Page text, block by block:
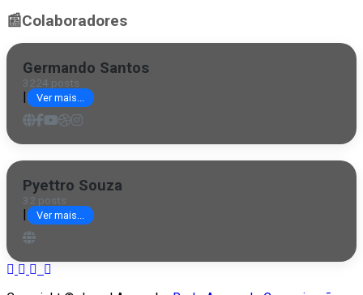
📰Colaboradores
Germando Santos
3224 posts
Ver mais...
Pyettro Souza
32 posts
Ver mais...